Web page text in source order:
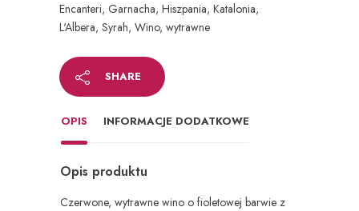
Encanteri, Garnacha, Hiszpania, Katalonia,
L'Albera, Syrah, Wino, wytrawne
SHARE
OPIS INFORMACJE DODATKOWE
Opis produktu
Czerwone, wytrawne wino o fioletowej barwie z